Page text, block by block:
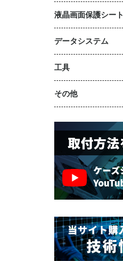
液晶画面保護シート
データシステム
工具
その他